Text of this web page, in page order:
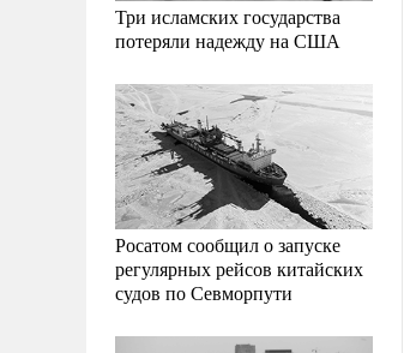
Три исламских государства
потеряли надежду на США
Росатом сообщил о запуске
регулярных рейсов китайских
судов по Севморпути